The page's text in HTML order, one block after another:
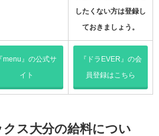
したくない方は登録し
ておきましょう。
『menu』の公式サ
イト
『ドラEVER』の会
員登録はこちら
ス大分の給料につい